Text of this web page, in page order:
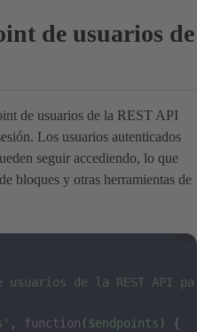
de usuarios de
de usuarios de la REST API
Los usuarios autenticados
seguir accediendo, lo que
bloques y otras herramientas de
de la REST API
, function ($endpoints )
{